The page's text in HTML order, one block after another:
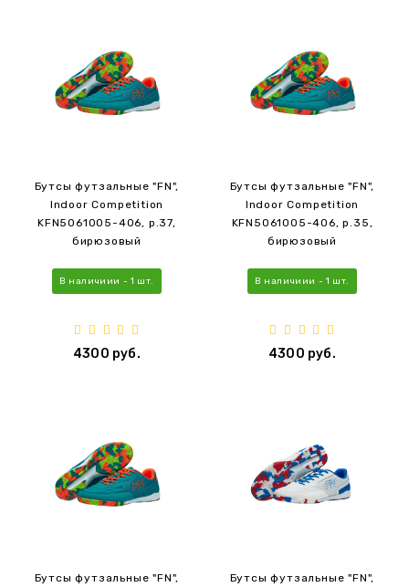
Бутсы футзальные "FN",
Indoor Competition
KFN5061005-406, р.37,
бирюзовый
В наличиии - 1 шт.
4300 руб.
Бутсы футзальные "FN",
Indoor Competition
KFN5061005-406, р.35,
бирюзовый
В наличиии - 1 шт.
4300 руб.
Бутсы футзальные "FN",
Бутсы футзальные "FN",